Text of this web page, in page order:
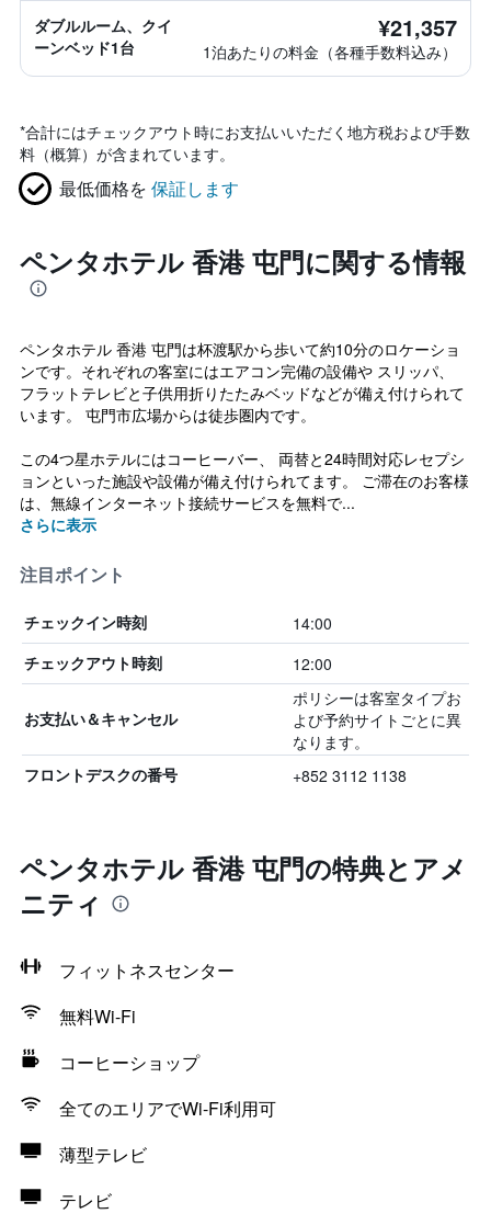
ダブルルーム、クイ
ーンベッド1台
¥21,357
1泊あたりの料金（各種手数料込み）
*合計にはチェックアウト時にお支払いいただく地方税および手数
料（概算）が含まれています。
最低価格を 保証します
ペンタホテル 香港 屯門に関する情報
ペンタホテル 香港 屯門は杯渡駅から歩いて約10分のロケーショ
ンです。それぞれの客室にはエアコン完備の設備や スリッパ、
フラットテレビと子供用折りたたみベッドなどが備え付けられて
います。 屯門市広場からは徒歩圏内です。
この4つ星ホテルにはコーヒーバー、 両替と24時間対応レセプシ
ョンといった施設や設備が備え付けられてます。 ご滞在のお客様
は、無線インターネット接続サービスを無料で...
さらに表示
注目ポイント
チェックイン時刻 14:00
チェックアウト時刻 12:00
お支払い＆キャンセル
ポリシーは客室タイプお
よび予約サイトごとに異
なります。
フロントデスクの番号 +852 3112 1138
ペンタホテル 香港 屯門の特典とアメ
ニティ
フィットネスセンター
無料Wi-Fi
コーヒーショップ
全てのエリアでWi-Fi利用可
薄型テレビ
テレビ